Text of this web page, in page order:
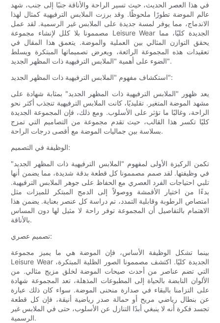
في هذا العصر الحديث، حيث تسير الراحة والأناقة جنبًا إلى جنب، شهد
عالم الموضة تطورًا ملحوظًا. وقد برزت الملابس الترفيهية كمثال لهذا
الاندماج، مما يوفر لمسة جديدة على الملابس غير الرسمية. لقد عمل
مصممونا بلا كلل لإنشاء مجموعة Leisure Wear الجديدة كليًا، مما
يحقق التوازن المثالي بين العملية والموضة. يتعمق هذا المقال في
تعقيدات هذه المجموعة الرائعة، ويعرض تصميماتها المبتكرة ويسلط
الضوء على أهمية "الملابس الترفيهية ذات المظهر الجديد".
استكشاف مفهوم "الملابس الترفيهية ذات المظهر الجديد":
يعد ظهور "الملابس الترفيهية ذات المظهر الجديد" بمثابة شهادة على
مشهد الموضة المتغير. تقليديًا، كانت الملابس الترفيهية تنجذب أكثر نحو
الراحة، وغالبًا ما تؤثر على الأسلوب. ومع ذلك، فإن المجموعة الجديدة
كليًا تكسر هذا القالب، حيث تقدم مجموعة من التصاميم التي تمزج
بسلاسة بين جماليات الموضة مع أقصى درجات الراحة.
الوظيفة في التصميم:
تكمن الركيزة الأولى لمفهوم "الملابس الترفيهية ذات المظهر الجديد"
في وظيفتها. لقد صمم مصممونا كل قطعة بدقة شديدة، مما يضمن أنها
تلبي احتياجات الفرد العصري مع الحفاظ على جوهر الملابس الترفيهية.
بدءًا من اختيار الأقمشة ووصولاً إلى الدمج المبتكر للميزات مثل
امتصاص الرطوبة وقابلية التمدد، تم دراسة كل عنصر بعناية. يضمن هذا
الاهتمام بالتفاصيل أن المجموعة توفر راحة لا مثيل لها دون المساس
بالأناقة.
تصميم عصري:
بينما تشكل الوظيفة الأساس، فإن الموضة هي ما يميز مجموعة
Leisure Wear الجديدة كليًا. اكتشف مصممونا الصور الظلية المبتكرة،
التي تضم عناصر من أحدث صيحات الموضة لخلق مزيج مثالي. من
الألوان النابضة بالحياة إلى المطبوعات المذهلة، تعد المجموعة شهادة
على التزامنا بالبقاء في صدارة منحنى الموضة. سواء كان ذلك عبارة
عن بنطال رياضي مريح أو حمالة صدر رياضية أنيقة، فإن كل قطعة
تجسد فكرة أنه لا ينبغي أبدًا التنازل عن الأسلوب، حتى في الملابس غير
الرسمية.